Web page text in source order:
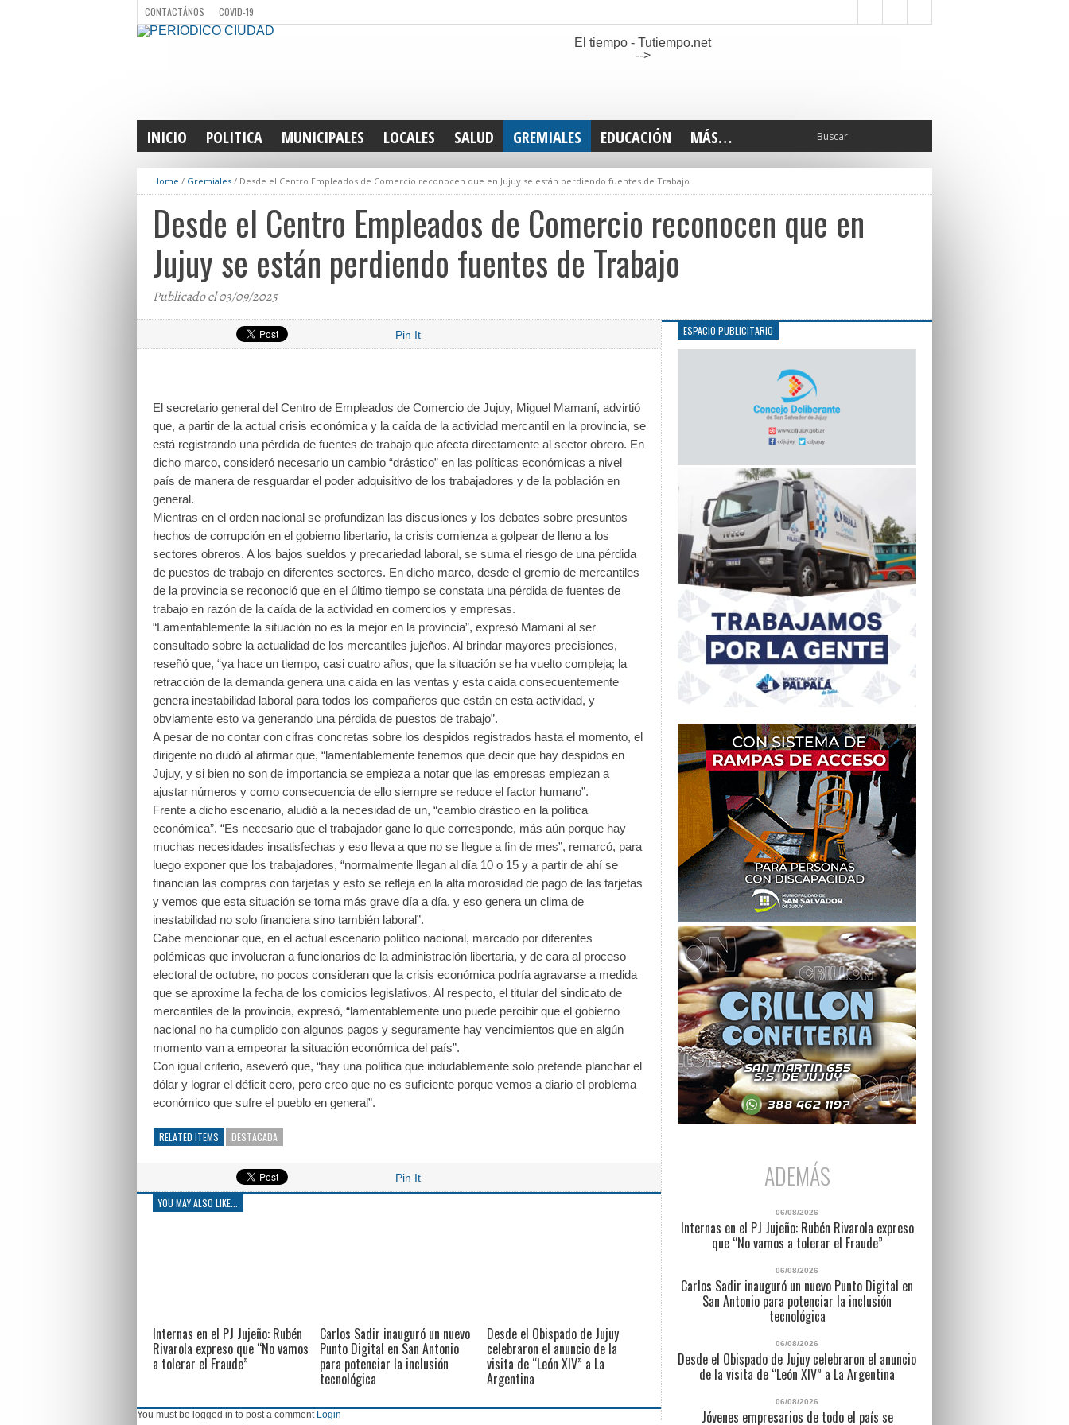
CONTACTÁNOS COVID-19
El tiempo - Tutiempo.net
-->
INICIO POLITICA MUNICIPALES LOCALES SALUD GREMIALES EDUCACIÓN MÁS…
INTERIOR
DEPORTES
ELECCIONES 2025
LEGISLATIVO
Home / Gremiales / Desde el Centro Empleados de Comercio reconocen que en Jujuy se están perdiendo fuentes de Trabajo
Desde el Centro Empleados de Comercio reconocen que en
Jujuy se están perdiendo fuentes de Trabajo
Publicado el 03/09/2025
Pin It
El secretario general del Centro de Empleados de Comercio de Jujuy, Miguel Mamaní, advirtió
que, a partir de la actual crisis económica y la caída de la actividad mercantil en la provincia, se
está registrando una pérdida de fuentes de trabajo que afecta directamente al sector obrero. En
dicho marco, consideró necesario un cambio “drástico” en las políticas económicas a nivel
país de manera de resguardar el poder adquisitivo de los trabajadores y de la población en
general.
Mientras en el orden nacional se profundizan las discusiones y los debates sobre presuntos
hechos de corrupción en el gobierno libertario, la crisis comienza a golpear de lleno a los
sectores obreros. A los bajos sueldos y precariedad laboral, se suma el riesgo de una pérdida
de puestos de trabajo en diferentes sectores. En dicho marco, desde el gremio de mercantiles
de la provincia se reconoció que en el último tiempo se constata una pérdida de fuentes de
trabajo en razón de la caída de la actividad en comercios y empresas.
“Lamentablemente la situación no es la mejor en la provincia”, expresó Mamaní al ser
consultado sobre la actualidad de los mercantiles jujeños. Al brindar mayores precisiones,
reseñó que, “ya hace un tiempo, casi cuatro años, que la situación se ha vuelto compleja; la
retracción de la demanda genera una caída en las ventas y esta caída consecuentemente
genera inestabilidad laboral para todos los compañeros que están en esta actividad, y
obviamente esto va generando una pérdida de puestos de trabajo”.
A pesar de no contar con cifras concretas sobre los despidos registrados hasta el momento, el
dirigente no dudó al afirmar que, “lamentablemente tenemos que decir que hay despidos en
Jujuy, y si bien no son de importancia se empieza a notar que las empresas empiezan a
ajustar números y como consecuencia de ello siempre se reduce el factor humano”.
Frente a dicho escenario, aludió a la necesidad de un, “cambio drástico en la política
económica”. “Es necesario que el trabajador gane lo que corresponde, más aún porque hay
muchas necesidades insatisfechas y eso lleva a que no se llegue a fin de mes”, remarcó, para
luego exponer que los trabajadores, “normalmente llegan al día 10 o 15 y a partir de ahí se
financian las compras con tarjetas y esto se refleja en la alta morosidad de pago de las tarjetas
y vemos que esta situación se torna más grave día a día, y eso genera un clima de
inestabilidad no solo financiera sino también laboral”.
Cabe mencionar que, en el actual escenario político nacional, marcado por diferentes
polémicas que involucran a funcionarios de la administración libertaria, y de cara al proceso
electoral de octubre, no pocos consideran que la crisis económica podría agravarse a medida
que se aproxime la fecha de los comicios legislativos. Al respecto, el titular del sindicato de
mercantiles de la provincia, expresó, “lamentablemente uno puede percibir que el gobierno
nacional no ha cumplido con algunos pagos y seguramente hay vencimientos que en algún
momento van a empeorar la situación económica del país”.
Con igual criterio, aseveró que, “hay una política que indudablemente solo pretende planchar el
dólar y lograr el déficit cero, pero creo que no es suficiente porque vemos a diario el problema
económico que sufre el pueblo en general”.
RELATED ITEMS DESTACADA
Pin It
YOU MAY ALSO LIKE...
Internas en el PJ Jujeño: Rubén
Rivarola expreso que “No vamos
a tolerar el Fraude”
Carlos Sadir inauguró un nuevo
Punto Digital en San Antonio
para potenciar la inclusión
tecnológica
Desde el Obispado de Jujuy
celebraron el anuncio de la
visita de “León XIV” a La
Argentina
You must be logged in to post a comment Login
ESPACIO PUBLICITARIO
ADEMÁS
06/08/2026
Internas en el PJ Jujeño: Rubén Rivarola expreso
que “No vamos a tolerar el Fraude”
06/08/2026
Carlos Sadir inauguró un nuevo Punto Digital en
San Antonio para potenciar la inclusión
tecnológica
06/08/2026
Desde el Obispado de Jujuy celebraron el anuncio
de la visita de “León XIV” a La Argentina
06/08/2026
Jóvenes empresarios de todo el país se